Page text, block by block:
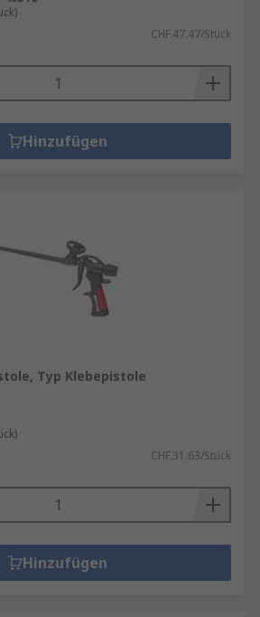
CHF.47.47/Stück
Hinzufügen
Typ Klebepistole
CHF.31.63/Stück
Hinzufügen